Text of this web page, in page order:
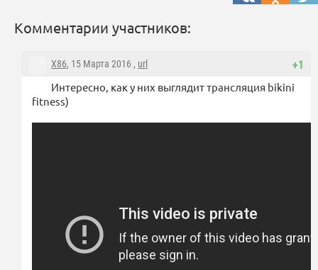
Комментарии участников:
+1
X86, 15 Марта 2016 , url
Интересно, как у них выглядит трансляция bikini
fitness)